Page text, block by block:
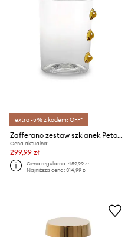
extra -5% z kodem: OFF*
Zafferano zestaw szklanek Petoni 370 ml 6-pack
Cena aktualna:
299,99 zł
Cena regularna:459,99 zł
Najniższa cena:314,99 zł